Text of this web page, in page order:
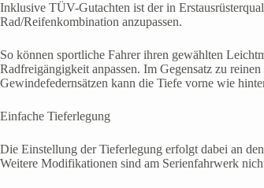
Inklusive TÜV-Gutachten ist der in
Rad/Reifenkombination anzupassen.
So können sportliche Fahrer ihren gewählten
Radfreigängigkeit anpassen. Im Gegensatz zu
Gewindefedernsätzen kann die Tiefe vorne wie
Einfache Tieferlegung
Die Einstellung der Tieferlegung erfolgt dabei an
Weitere Modifikationen sind am Serienfahrwerk